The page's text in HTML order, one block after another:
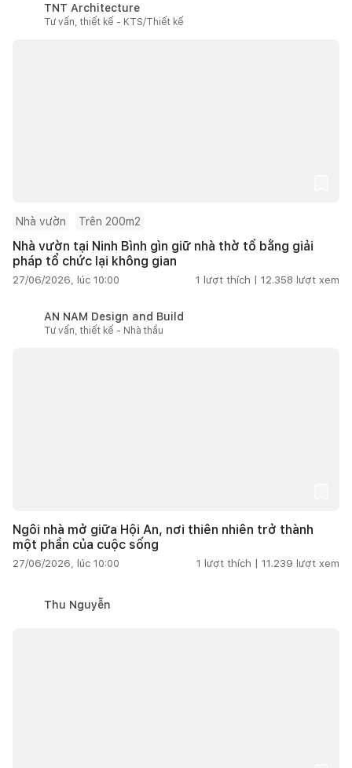
TNT Architecture
Tư vấn, thiết kế - KTS/Thiết kế
Nhà vườn Trên 200m2
Nhà vườn tại Ninh Bình gìn giữ nhà thờ tổ bằng giải
pháp tổ chức lại không gian
27/06/2026, lúc 10:00 1 lượt thích | 12.358 lượt xem
AN NAM Design and Build
Tư vấn, thiết kế - Nhà thầu
Ngôi nhà mở giữa Hội An, nơi thiên nhiên trở thành
một phần của cuộc sống
27/06/2026, lúc 10:00 1 lượt thích | 11.239 lượt xem
Thu Nguyễn